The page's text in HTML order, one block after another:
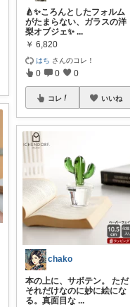
🍐✨ころんとしたフォルム
がたまらない、ガラスの洋
梨オブジェ✨...
￥ 6,820
はち さんのコレ！
0 0 0
コレ いいね
chako
本の上に、サボテン。 ただ
それだけなのに妙に絵にな
る。真面目な ...